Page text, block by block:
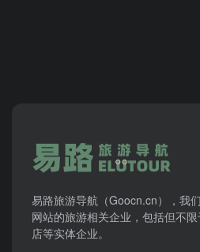
易路旅游导航（Goocn.cn），我
网站的旅游相关企业，包括但不
店等实体企业。